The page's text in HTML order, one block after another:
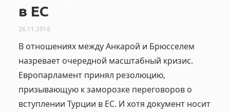
в ЕС
26.11.2016
В отношениях между Анкарой и Брюсселем
назревает очередной масштабный кризис.
Европарламент принял резолюцию,
призывающую к заморозке переговоров о
вступлении Турции в ЕС. И хотя документ носит